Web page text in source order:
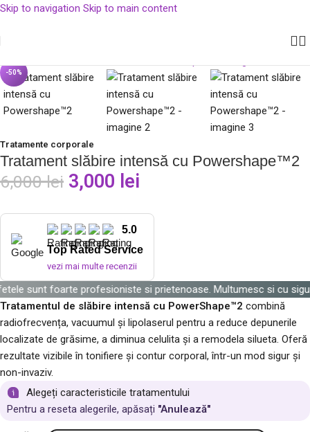
Skip to navigation Skip to main content
-50%
Tratamente corporale
Tratament slăbire intensă cu Powershape™2
6,000lei 3,000 lei
5.0
Top Rated Service
vezi mai multe recenzii
foarte profesioniste si prietenoase. Multumesc si cu siguranta
Tratamentul de slăbire intensă cu PowerShape™2 combină
radiofrecvența, vacuumul și lipolaserul pentru a reduce depunerile
localizate de grăsime, a diminua celulita și a remodela silueta. Oferă
rezultate vizibile în tonifiere și contur corporal, într-un mod sigur și
non-invaziv.
Alegeți caracteristicile tratamentului
Pentru a reseta alegerile, apăsați "Anulează"